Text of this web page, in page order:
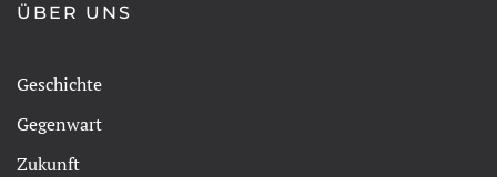
ÜBER UNS
Geschichte
Gegenwart
Zukunft